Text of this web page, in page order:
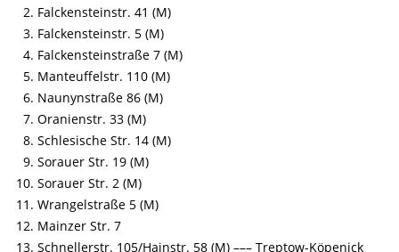
Falckensteinstr. 41 (M)
Falckensteinstr. 5 (M)
Falckensteinstraße 7 (M)
Manteuffelstr. 110 (M)
Naunynstraße 86 (M)
Oranienstr. 33 (M)
Schlesische Str. 14 (M)
Sorauer Str. 19 (M)
Sorauer Str. 2 (M)
Wrangelstraße 5 (M)
Mainzer Str. 7
Schnellerstr. 105/Hainstr. 58 (M) ––– Treptow-Köpenick